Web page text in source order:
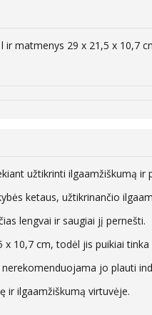
matmenys 29 x 21,5 x
užtikrinti ilgaamžiškumą ir
ketaus, užtikrinančio
lengvai ir saugiai jį pernešti.
10,7 cm, todėl jis puikiai
jo plauti
ir ilgaamžiškumą virtuvėje.